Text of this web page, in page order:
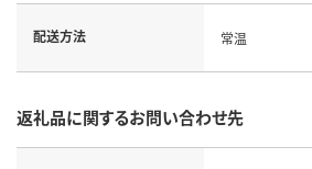
配送方法 常温
返礼品に関するお問い合わせ先